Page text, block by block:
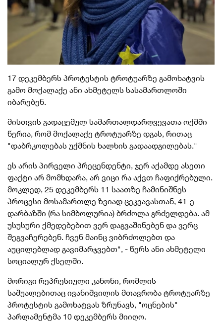
17 დეკემბერს პროტესტის ტროტუარზე გამოხატვის
გამო მოქალაქე ანი ახმეტელს სასამართლოში
იბარებენ.
მისთვის გადაცემულ სამართალდარღვევათა ოქმში
წერია, რომ მოქალაქე ტროტუარზე დგას, რითაც
"დაბრკოლებას უქმნის ხალხის გადაადგილებას."
ეს არის პირველი პრეცენდენტი, ჯერ აქამდე ასეთი
ფაქტი არ მომხდარა, არ ვიცი რა აქვთ ჩაფიქრებული.
მოკლედ, 25 დეკემბერს 11 საათზე ჩამინიშნეს
პროცესი მოსამართლე ზვიად ცეკვავასთან, 41-ე
დარბაზში (რა სიმბოლურია) ბრძოლა გრძელდება. ამ
უსუსური ქმედებებით ვერ დაგვაშინებენ და ვერც
შეგვაჩერებენ. ჩვენ მაინც ვიბრძოლებთ და
აუცილებლად გავიმარჯვებთ", - წერს ანი ახმეტელი
სოციალურ ქსელში.
მორიგი რეპრესიული კანონი, რომლის
საშუალებითაც ივანიშვილის მთავრობა ტროტუარზე
პროტესტის გამოხატვას ზრუნავს, "ოცნების"
პარლამენტმა 10 დეკემბერს მიიღო.